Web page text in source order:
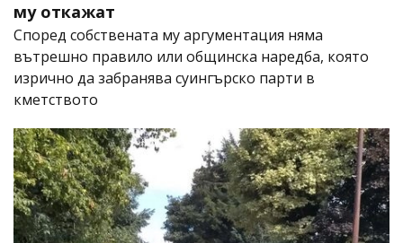
му откажат
Според собствената му аргументация няма
вътрешно правило или общинска наредба, която
изрично да забранява суингърско парти в
кметството